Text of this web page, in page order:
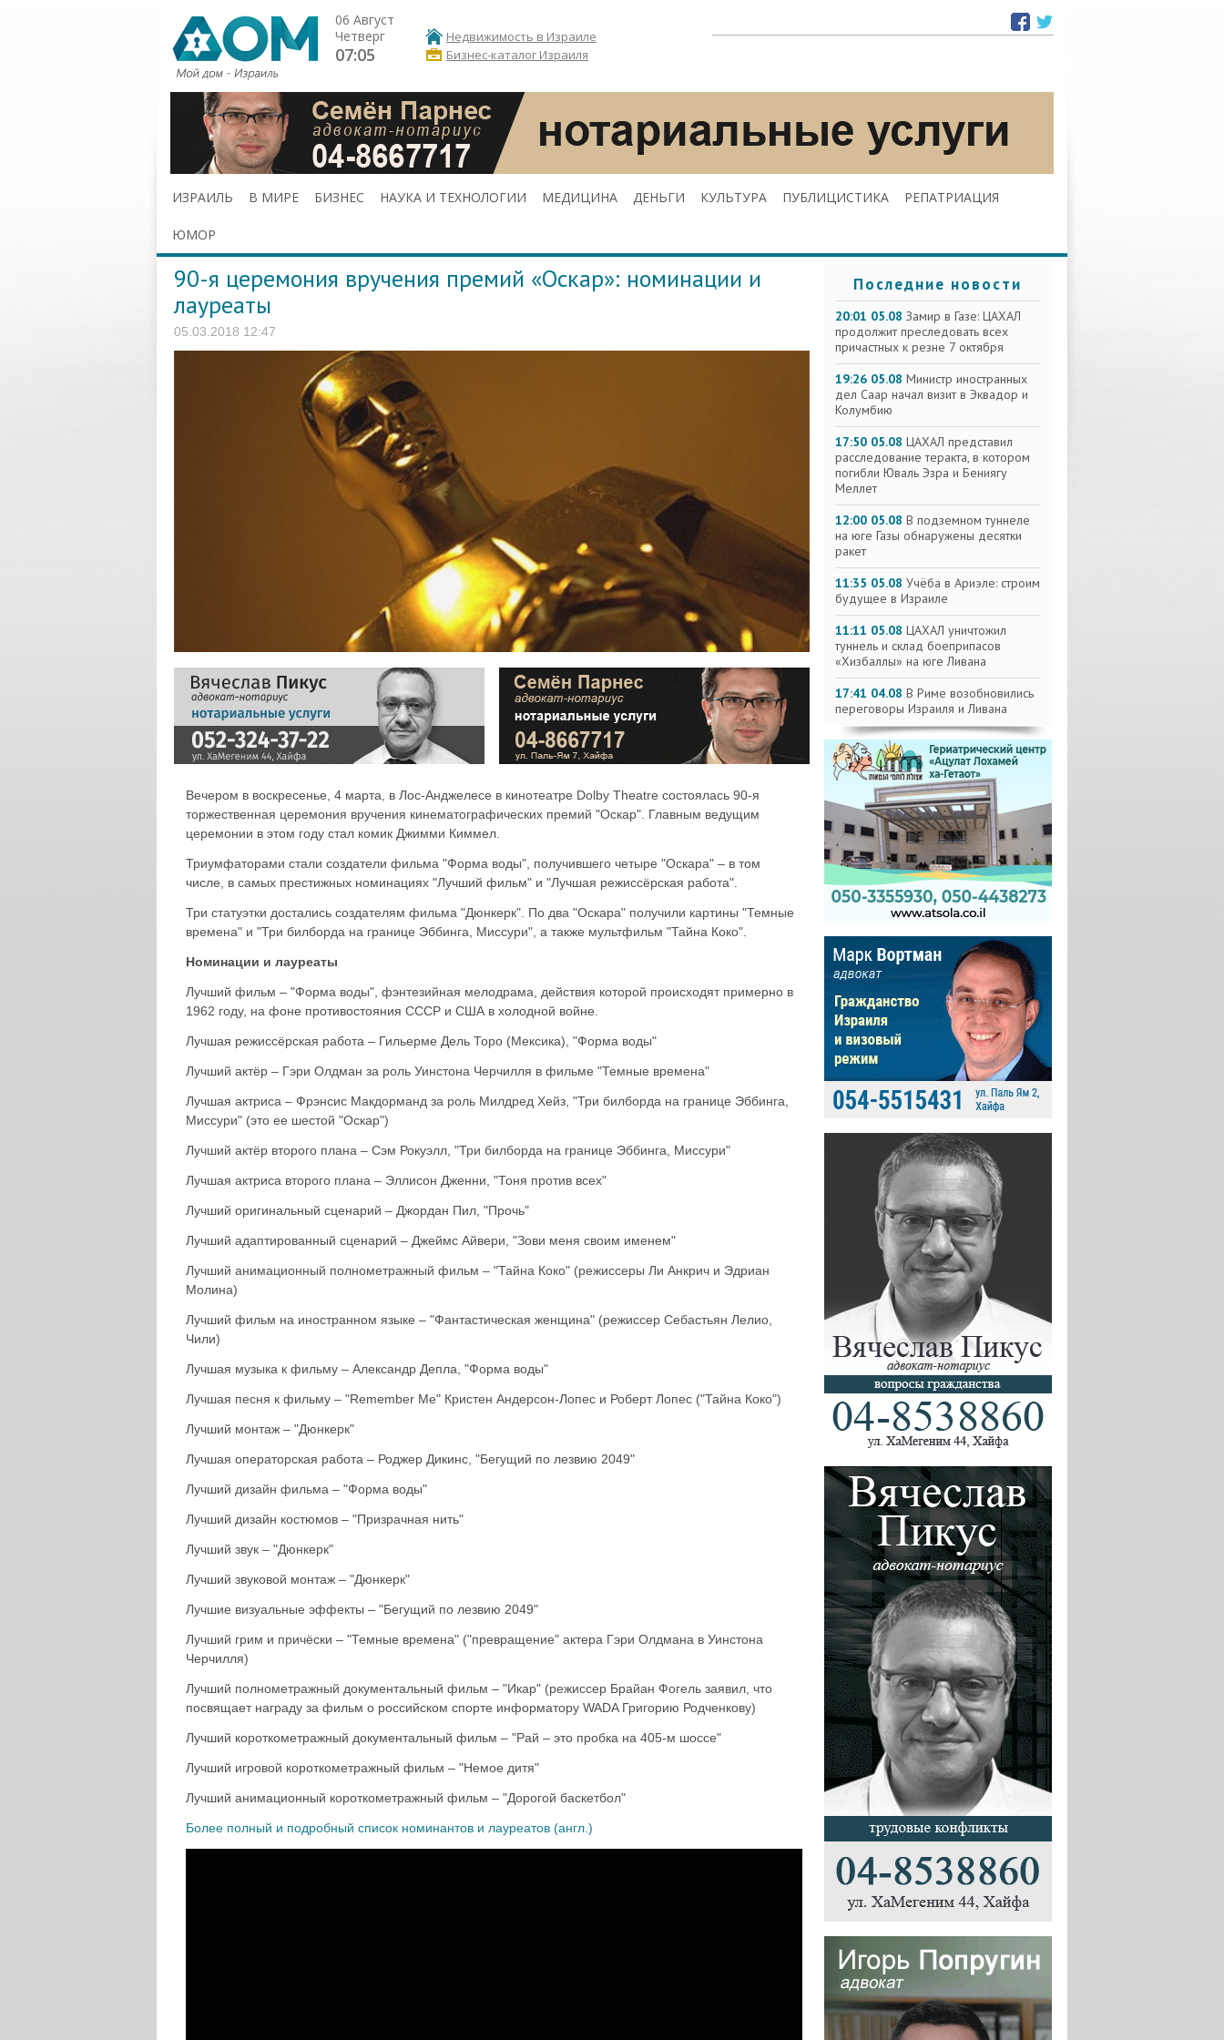
06 Август
Четверг
07:05
Недвижимость в Израиле
Бизнес-каталог Израиля
ИЗРАИЛЬ В МИРЕ БИЗНЕС НАУКА И ТЕХНОЛОГИИ МЕДИЦИНА ДЕНЬГИ КУЛЬТУРА ПУБЛИЦИСТИКА РЕПАТРИАЦИЯ
ЮМОР
90-я церемония вручения премий «Оскар»: номинации и
лауреаты
05.03.2018 12:47
Вечером в воскресенье, 4 марта, в Лос-Анджелесе в кинотеатре Dolby Theatre состоялась 90-я
торжественная церемония вручения кинематографических премий "Оскар". Главным ведущим
церемонии в этом году стал комик Джимми Киммел.
Триумфаторами стали создатели фильма "Форма воды", получившего четыре "Оскара" – в том
числе, в самых престижных номинациях "Лучший фильм" и "Лучшая режиссёрская работа".
Три статуэтки достались создателям фильма "Дюнкерк". По два "Оскара" получили картины "Темные
времена" и "Три билборда на границе Эббинга, Миссури", а также мультфильм "Тайна Коко".
Номинации и лауреаты
Лучший фильм – "Форма воды", фэнтезийная мелодрама, действия которой происходят примерно в
1962 году, на фоне противостояния СССР и США в холодной войне.
Лучшая режиссёрская работа – Гильерме Дель Торо (Мексика), "Форма воды"
Лучший актёр – Гэри Олдман за роль Уинстона Черчилля в фильме "Темные времена"
Лучшая актриса – Фрэнсис Макдорманд за роль Милдред Хейз, "Три билборда на границе Эббинга,
Миссури" (это ее шестой "Оскар")
Лучший актёр второго плана – Сэм Рокуэлл, "Три билборда на границе Эббинга, Миссури"
Лучшая актриса второго плана – Эллисон Дженни, "Тоня против всех"
Лучший оригинальный сценарий – Джордан Пил, "Прочь"
Лучший адаптированный сценарий – Джеймс Айвери, "Зови меня своим именем"
Лучший анимационный полнометражный фильм – "Тайна Коко" (режиссеры Ли Анкрич и Эдриан
Молина)
Лучший фильм на иностранном языке – "Фантастическая женщина" (режиссер Себастьян Лелио,
Чили)
Лучшая музыка к фильму – Александр Депла, "Форма воды"
Лучшая песня к фильму – "Remember Me" Кристен Андерсон-Лопес и Роберт Лопес ("Тайна Коко")
Лучший монтаж – "Дюнкерк"
Лучшая операторская работа – Роджер Дикинс, "Бегущий по лезвию 2049"
Лучший дизайн фильма – "Форма воды"
Лучший дизайн костюмов – "Призрачная нить"
Лучший звук – "Дюнкерк"
Лучший звуковой монтаж – "Дюнкерк"
Лучшие визуальные эффекты – "Бегущий по лезвию 2049"
Лучший грим и причёски – "Темные времена" ("превращение" актера Гэри Олдмана в Уинстона
Черчилля)
Лучший полнометражный документальный фильм – "Икар" (режиссер Брайан Фогель заявил, что
посвящает награду за фильм о российском спорте информатору WADA Григорию Родченкову)
Лучший короткометражный документальный фильм – "Рай – это пробка на 405-м шоссе"
Лучший игровой короткометражный фильм – "Немое дитя"
Лучший анимационный короткометражный фильм – "Дорогой баскетбол"
Более полный и подробный список номинантов и лауреатов (англ.)
Последние новости
20:01 05.08 Замир в Газе: ЦАХАЛ
продолжит преследовать всех
причастных к резне 7 октября
19:26 05.08 Министр иностранных
дел Саар начал визит в Эквадор и
Колумбию
17:50 05.08 ЦАХАЛ представил
расследование теракта, в котором
погибли Юваль Эзра и Бениягу
Меллет
12:00 05.08 В подземном туннеле
на юге Газы обнаружены десятки
ракет
11:35 05.08 Учёба в Ариэле: строим
будущее в Израиле
11:11 05.08 ЦАХАЛ уничтожил
туннель и склад боеприпасов
«Хизбаллы» на юге Ливана
17:41 04.08 В Риме возобновились
переговоры Израиля и Ливана